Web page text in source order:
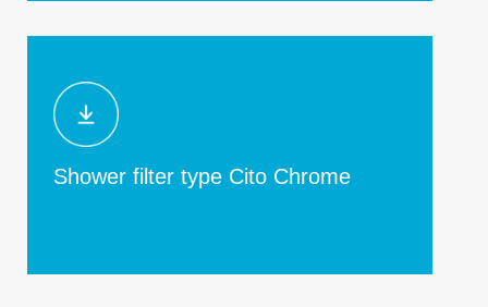
Shower filter type Cito Chrome